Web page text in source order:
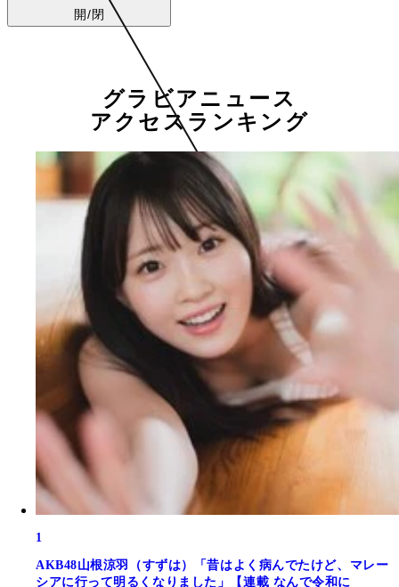
開/閉
グラビアニュース
アクセスランキング
1
AKB48山根涼羽（すずは）「昔はよく病んでたけど、マレー
シアに行って明るくなりました」【連載 なんで令和に